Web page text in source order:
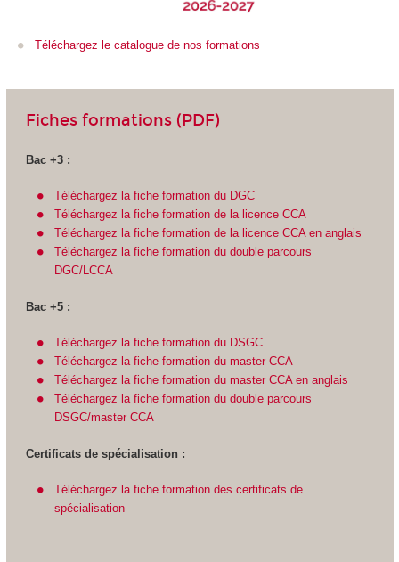
Téléchargez le catalogue de nos formations
Fiches formations (PDF)
Bac +3 :
Téléchargez la fiche formation du DGC
Téléchargez la fiche formation de la licence CCA
Téléchargez la fiche formation de la licence CCA en anglais
Téléchargez la fiche formation du double parcours
DGC/LCCA
Bac +5 :
Téléchargez la fiche formation du DSGC
Téléchargez la fiche formation du master CCA
Téléchargez la fiche formation du master CCA en anglais
Téléchargez la fiche formation du double parcours
DSGC/master CCA
Certificats de spécialisation :
Téléchargez la fiche formation des certificats de
spécialisation